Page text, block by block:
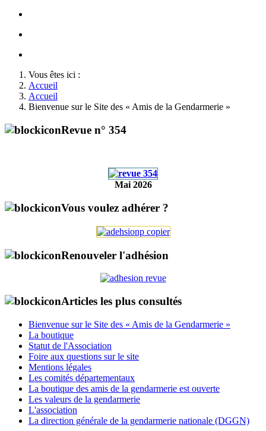
Vous êtes ici :
Accueil
Accueil
Bienvenue sur le Site des « Amis de la Gendarmerie »
Revue n° 354
Mai 2026
Vous voulez adhérer ?
Renouveler l'adhésion
Articles les plus consultés
Bienvenue sur le Site des « Amis de la Gendarmerie »
La boutique
Statut de l'Association
Foire aux questions sur le site
Mentions légales
Les comités départementaux
La boutique des amis de la gendarmerie est ouverte
Les valeurs de la gendarmerie
L'association
La direction générale de la gendarmerie nationale (DGGN)